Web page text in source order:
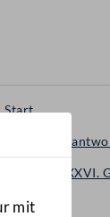
mit
Start
&
- XXVI.